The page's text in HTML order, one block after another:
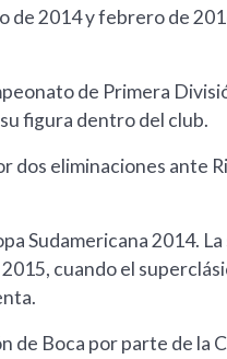
2014 y febrero de
de Primera
figura dentro del club.
dos eliminaciones ante
Sudamericana 2014.
cuando el
de Boca por parte de la